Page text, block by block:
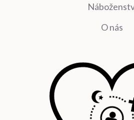
O nás